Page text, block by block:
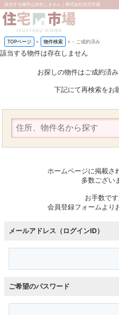
該当する物件は存在しません｜株式会社住宅市場
TOPページ > 物件検索 > - ご成約済み
該当する物件は存在しません
お探しの物件はご成約済
下記にて再検索をお
ホームページに掲載さ
多数ござい
お手数です
会員登録フォームより
メールアドレス（ログインID）
ご希望のパスワード